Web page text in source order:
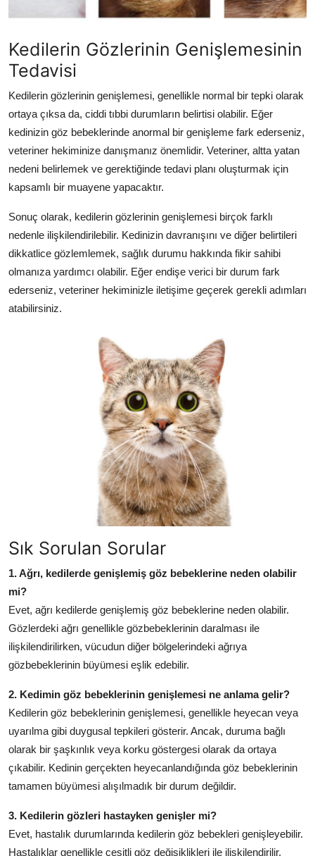
Kedilerin Gözlerinin Genişlemesinin
Tedavisi
Kedilerin gözlerinin genişlemesi, genellikle normal bir tepki olarak
ortaya çıksa da, ciddi tıbbi durumların belirtisi olabilir. Eğer
kedinizin göz bebeklerinde anormal bir genişleme fark ederseniz,
veteriner hekiminize danışmanız önemlidir. Veteriner, altta yatan
nedeni belirlemek ve gerektiğinde tedavi planı oluşturmak için
kapsamlı bir muayene yapacaktır.
Sonuç olarak, kedilerin gözlerinin genişlemesi birçok farklı
nedenle ilişkilendirilebilir. Kedinizin davranışını ve diğer belirtileri
dikkatlice gözlemlemek, sağlık durumu hakkında fikir sahibi
olmanıza yardımcı olabilir. Eğer endişe verici bir durum fark
ederseniz, veteriner hekiminizle iletişime geçerek gerekli adımları
atabilirsiniz.
Sık Sorulan Sorular
1. Ağrı, kedilerde genişlemiş göz bebeklerine neden olabilir
mi?
Evet, ağrı kedilerde genişlemiş göz bebeklerine neden olabilir.
Gözlerdeki ağrı genellikle gözbebeklerinin daralması ile
ilişkilendirilirken, vücudun diğer bölgelerindeki ağrıya
gözbebeklerinin büyümesi eşlik edebilir.
2. Kedimin göz bebeklerinin genişlemesi ne anlama gelir?
Kedilerin göz bebeklerinin genişlemesi, genellikle heyecan veya
uyarılma gibi duygusal tepkileri gösterir. Ancak, duruma bağlı
olarak bir şaşkınlık veya korku göstergesi olarak da ortaya
çıkabilir. Kedinin gerçekten heyecanlandığında göz bebeklerinin
tamamen büyümesi alışılmadık bir durum değildir.
3. Kedilerin gözleri hastayken genişler mi?
Evet, hastalık durumlarında kedilerin göz bebekleri genişleyebilir.
Hastalıklar genellikle çeşitli göz değişiklikleri ile ilişkilendirilir.